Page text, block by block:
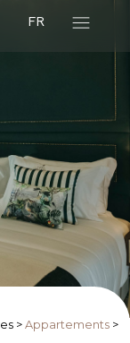
FR
> Appartements >